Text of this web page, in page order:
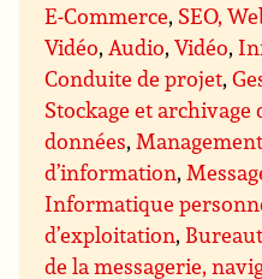
E-Commerce, SEO,
Vidéo, Audio,Vidéo,
Conduite de projet,
Stockage et archivage
données,
d’information,
Informatique
d’exploitation,
de la messagerie,